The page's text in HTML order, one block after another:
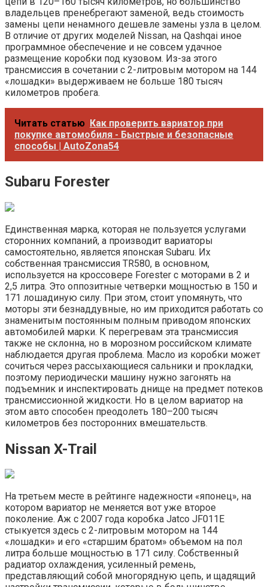
владельцев пренебрегают заменой, ведь стоимость
замены цепи ненамного дешевле замены узла в целом.
В отличие от других моделей Nissan, на Qashqai иное
программное обеспечение и не совсем удачное
размещение коробки под кузовом. Из-за этого
трансмиссия в сочетании с 2-литровым мотором на 144
«лошадки» выдерживаем не больше 180 тысяч
километров пробега.
Читать статью Как проверить вариатор при
покупке автомобиля - Быстрые и безопасные
способы | AutoZona54
Subaru Forester
Единственная марка, которая не пользуется услугами
сторонних компаний, а производит вариаторы
самостоятельно, является японская Subaru. Их
собственная трансмиссия TR580, в основном,
используется на кроссовере Forester с моторами в 2 и
2,5 литра. Это оппозитные четверки мощностью в 150 и
171 лошадиную силу. При этом, стоит упомянуть, что
моторы эти безнаддувные, но им приходится работать со
знаменитым постоянным полным приводом японских
автомобилей марки. К перегревам эта трансмиссия
также не склонна, но в морозном российском климате
наблюдается другая проблема. Масло из коробки может
сочиться через рассыхающиеся сальники и прокладки,
поэтому периодически машину нужно загонять на
подъемник и инспектировать днище на предмет потеков
трансмиссионной жидкости. Но в целом вариатор на
этом авто способен преодолеть 180–200 тысяч
километров без посторонних вмешательств.
Nissan X-Trail
На третьем месте в рейтинге надежности «японец», на
котором вариатор не меняется вот уже второе
поколение. Аж с 2007 года коробка Jatco JF011E
стыкуется здесь с 2-литровым мотором на 144
«лошадки» и его «старшим братом» объемом на пол
литра больше мощностью в 171 силу. Собственный
радиатор охлаждения, усиленный ремень,
представляющий собой многорядную цепь, и щадящий